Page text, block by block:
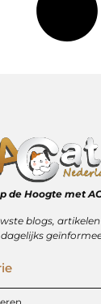
de Hoogte met
blogs,